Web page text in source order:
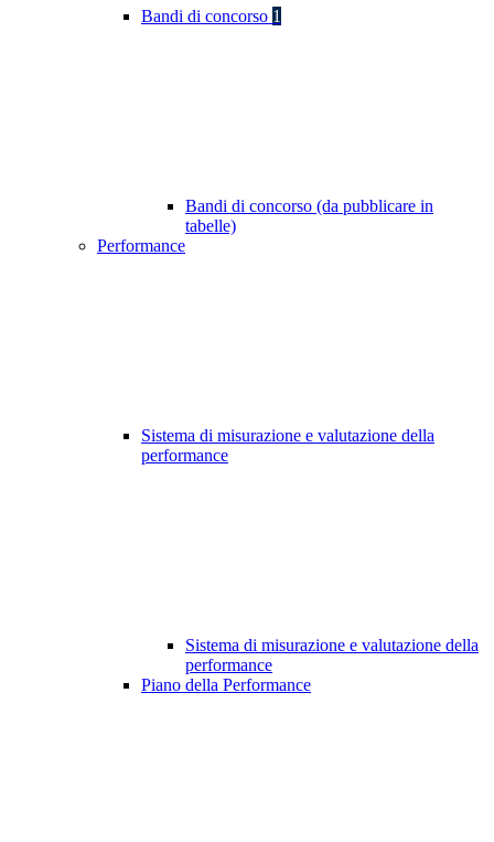
Bandi di concorso 1
Bandi di concorso (da pubblicare in
tabelle)
Performance
Sistema di misurazione e valutazione della
performance
Sistema di misurazione e valutazione della
performance
Piano della Performance